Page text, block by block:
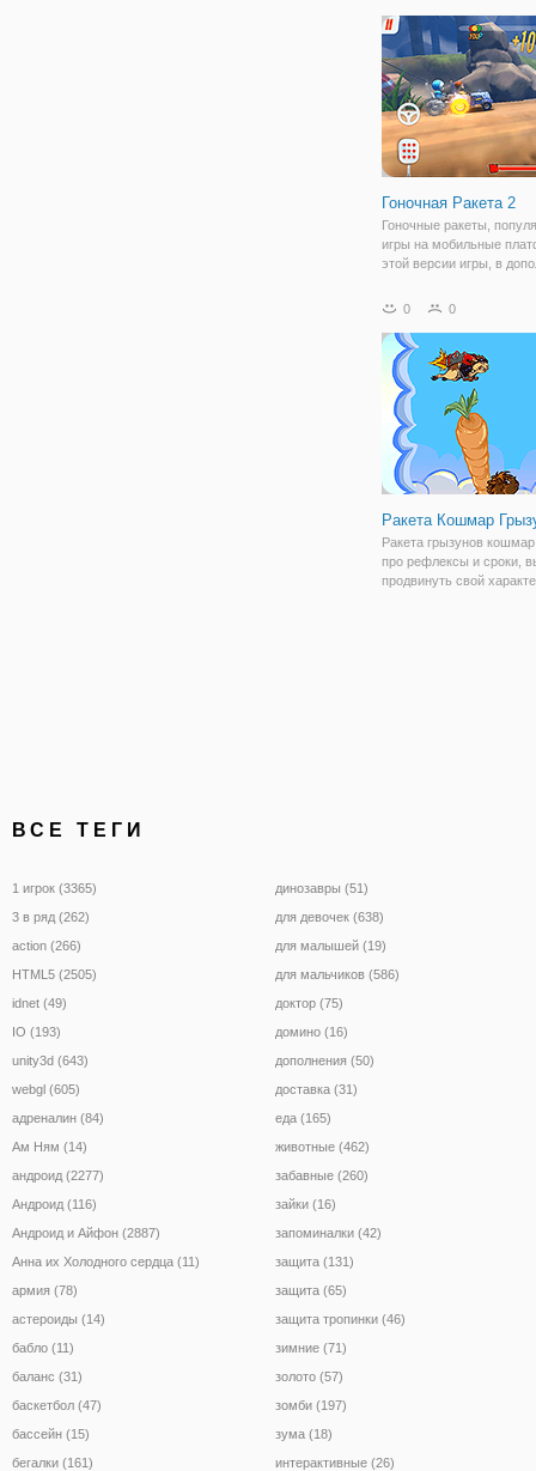
будут падать разные
Гоночная Ракета 2
Гоночные ракеты,
игры на мобильные
этой версии игры, в
игре, которые будут
принять участие в
гонках с
0 0
Ракета Кошмар
Ракета грызунов кошмар
про рефлексы и сроки,
продвинуть свой
ВСЕ ТЕГИ
1 игрок (3365)
3 в ряд (262)
action (266)
HTML5 (2505)
idnet (49)
IO (193)
unity3d (643)
webgl (605)
адреналин (84)
Ам Ням (14)
андроид (2277)
Андроид (116)
Андроид и Айфон (2887)
Анна их Холодного сердца (11)
армия (78)
астероиды (14)
бабло (11)
баланс (31)
баскетбол (47)
бассейн (15)
бегалки (161)
динозавры (51)
для девочек (638)
для малышей (19)
для мальчиков (586)
доктор (75)
домино (16)
дополнения (50)
доставка (31)
еда (165)
животные (462)
забавные (260)
зайки (16)
запоминалки (42)
защита (131)
защита (65)
защита тропинки (46)
зимние (71)
золото (57)
зомби (197)
зума (18)
интерактивные (26)